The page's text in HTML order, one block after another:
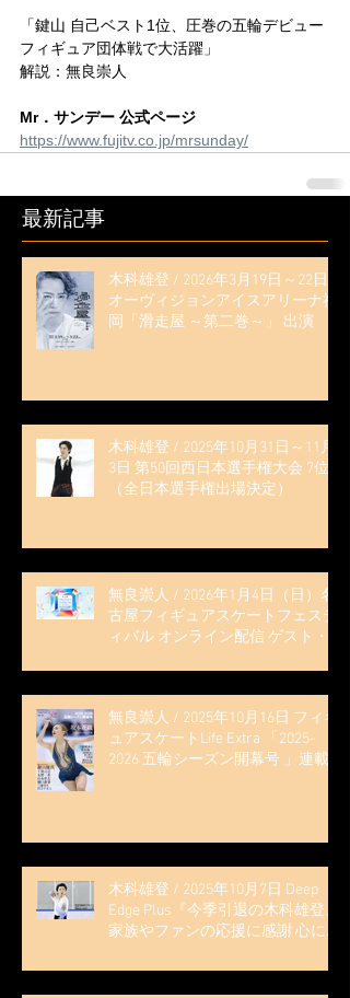
「鍵山 自己ベスト1位、圧巻の五輪デビュー
フィギュア団体戦で大活躍」
解説： 無良崇人
Mr．サンデー 公式ページ
https://www.fujitv.co.jp/mrsunday/
最新記事
木科雄登 / 2026年3月19日～22日
オーヴィジョンアイスアリーナ福
岡「滑走屋 ～第二巻～」 出演
木科雄登 / 2025年10月31日～11月
3日 第50回西日本選手権大会 7位
（全日本選手権出場決定）
無良崇人 / 2026年1月4日（日）名
古屋フィギュアスケートフェステ
ィバル オンライン配信 ゲスト・
無良崇人 / 2025年10月16日 フィギ
ュアスケートLife Extra 「2025-
2026 五輪シーズン開幕号 」連載
木科雄登 / 2025年10月7日 Deep
Edge Plus『今季引退の木科雄登、
家族やファンの応援に感謝 心に響
見に来て」』